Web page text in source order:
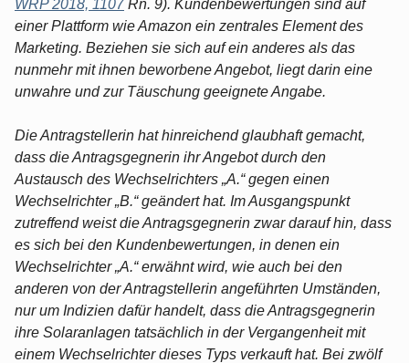
WRP 2018, 1107Rn. 9). Kundenbewertungen sind auf
einer Plattform wie Amazon ein zentrales Element des
Marketing. Beziehen sie sich auf ein anderes als das
nunmehr mit ihnen beworbene Angebot, liegt darin eine
unwahre und zur Täuschung geeignete Angabe.
Die Antragstellerin hat hinreichend glaubhaft gemacht,
dass die Antragsgegnerin ihr Angebot durch den
Austausch des Wechselrichters „A.“ gegen einen
Wechselrichter „B.“ geändert hat. Im Ausgangspunkt
zutreffend weist die Antragsgegnerin zwar darauf hin, dass
es sich bei den Kundenbewertungen, in denen ein
Wechselrichter „A.“ erwähnt wird, wie auch bei den
anderen von der Antragstellerin angeführten Umständen,
nur um Indizien dafür handelt, dass die Antragsgegnerin
ihre Solaranlagen tatsächlich in der Vergangenheit mit
einem Wechselrichter dieses Typs verkauft hat. Bei zwölf